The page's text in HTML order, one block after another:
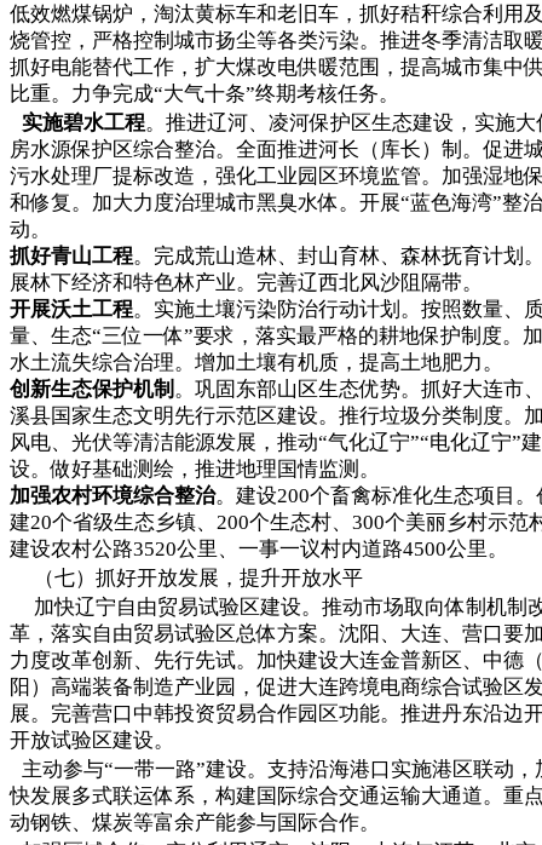
低效燃煤锅炉，淘汰黄标车和老旧车，抓好秸秆综合利用
烧管控，严格控制城市扬尘等各类污染。推进冬季清洁取
抓好电能替代工作，扩大煤改电供暖范围，提高城市集中
比重。力争完成“大气十条”终期考核任务。
实施碧水工程。推进辽河、凌河保护区生态建设，实施大
房水源保护区综合整治。全面推进河长（库长）制。促进
污水处理厂提标改造，强化工业园区环境监管。加强湿地
和修复。加大力度治理城市黑臭水体。开展“蓝色海湾”整
动。
抓好青山工程。完成荒山造林、封山育林、森林抚育计划
展林下经济和特色林产业。完善辽西北风沙阻隔带。
开展沃土工程。实施土壤污染防治行动计划。按照数量、
量、生态“三位一体”要求，落实最严格的耕地保护制度。
水土流失综合治理。增加土壤有机质，提高土地肥力。
创新生态保护机制 。巩固东部山区生态优势。抓好大连市
溪县国家生态文明先行示范区建设。推行垃圾分类制度。
风电、光伏等清洁能源发展，推动“气化辽宁”“电化辽宁”建
设。做好基础测绘，推进地理国情监测。
加强农村环境综合整治。建设200个畜禽标准化生态项目。
建20个省级生态乡镇、200个生态村、300个美丽乡村示范
建设农村公路3520公里、一事一议村内道路4500公里。
（七）抓好开放发展，提升开放水平
加快辽宁自由贸易试验区建设。推动市场取向体制机制
革，落实自由贸易试验区总体方案。沈阳、大连、营口要
力度改革创新、先行先试。加快建设大连金普新区、中德
阳）高端装备制造产业园，促进大连跨境电商综合试验区
展。完善营口中韩投资贸易合作园区功能。推进丹东沿边
开放试验区建设。
主动参与“一带一路”建设。支持沿海港口实施港区联动，
快发展多式联运体系，构建国际综合交通运输大通道。重
动钢铁、煤炭等富余产能参与国际合作。